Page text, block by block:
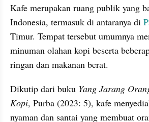
Kafe merupakan ruang publik yang
Indonesia, termasuk di antaranya di
Timur. Tempat tersebut umumnya
minuman olahan kopi beserta
ringan dan makanan berat.
Dikutip dari buku Yang Jarang
Kopi, Purba (2023: 5), kafe
nyaman dan santai yang membuat